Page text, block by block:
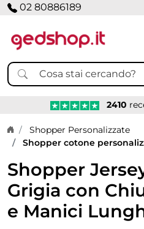
02 80886189
2410
Home page
Shopper Personalizzate
Shopper cotone
Shopper
Grigia con
e Manici